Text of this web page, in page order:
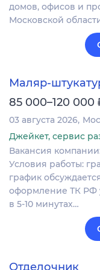
домов, офисов и
Московской
Маляр-
85 000–120 000
03 августа 2026
Джейкет, сервис
Вакансия
Условия работы:
график
оформление ТК РФ
в 5-10 минутах…
Отделочник